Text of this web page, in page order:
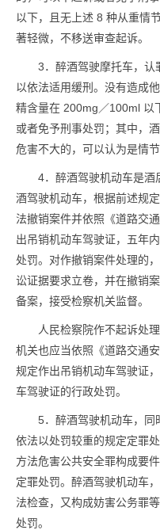
以下，且无上述 8 种从重情
著轻微，不移送审查起诉。
3．醉酒驾驶摩托车，认
以依法适用缓刑。没有造成
精含量在 200mg／100ml 以
或者免予刑事处罚；其中，
危害不大的，可以认为是情
4．醉酒驾驶机动车是酒
酒驾驶机动车，根据前述规
法撤销案件并依照《道路交
出吊销机动车驾驶证，五年
处罚。对作撤销案件处理的
讼证据要求立卷，并在撤销
备案，接受检察机关监督。
人民检察院作不起诉处
机关也应当依照《道路交通
规定作出吊销机动车驾驶证
车驾驶证的行政处罚。
5．醉酒驾驶机动车，同
依法以处罚较重的规定定罪
方法危害公共安全罪构成要
定罪处罚。醉酒驾驶机动车
法检查，又构成妨害公务罪
处罚。